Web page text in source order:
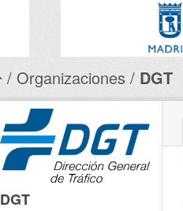
Organizaciones DGT
DGT